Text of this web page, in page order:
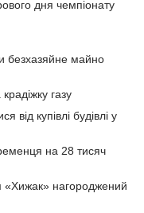
дня чемпіонату
безхазяйне майно
газу
від купівлі будівлі у
на 28 тисяч
«Хижак» нагороджений